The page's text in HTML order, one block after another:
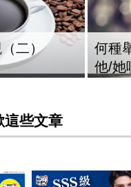
二）
何種
他/她
這些文章